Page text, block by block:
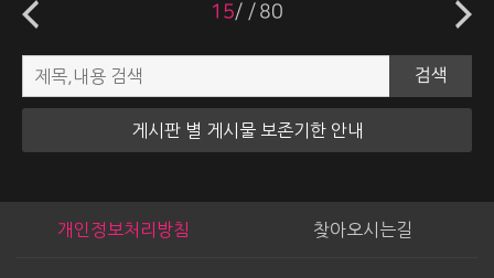
15/ 80
검색
게시판 별 게시물 보존기한 안내
개인정보처리방침 찾아오시는길